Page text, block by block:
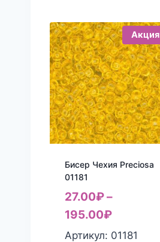
Акция
Бисер Чехия Preciosa
01181
27.00₽–
195.00₽
Артикул: 01181